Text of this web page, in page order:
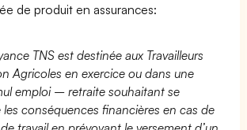
de produit en assurances:
TNS est destinée aux Travailleurs
Agricoles en exercice ou dans une
emploi – retraite souhaitant se
conséquences financières en cas de